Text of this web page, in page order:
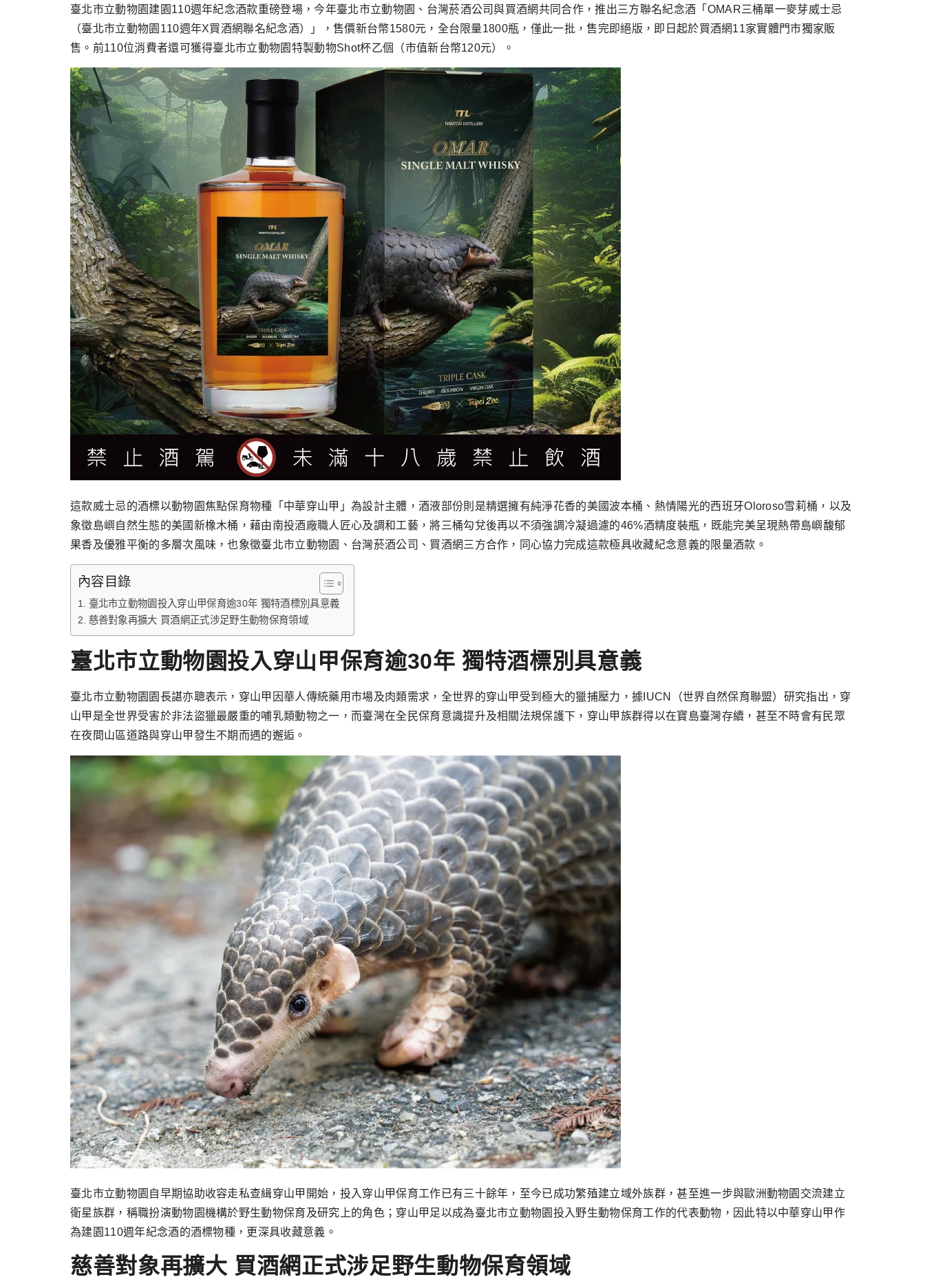
臺北市立動物園建園110週年紀念酒款重磅登場，今年臺北市立動物園、台灣菸酒公司與買酒網共同合作，推出三方聯名紀念酒「OMAR三桶單一麥芽威士忌
（臺北市立動物園110週年X買酒網聯名紀念酒）」，售價新台幣1580元，全台限量1800瓶，僅此一批，售完即絕版，即日起於買酒網11家實體門市獨家販
售。前110位消費者還可獲得臺北市立動物園特製動物Shot杯乙個（市值新台幣120元）。
這款威士忌的酒標以動物園焦點保育物種「中華穿山甲」為設計主體，酒液部份則是精選擁有純淨花香的美國波本桶、熱情陽光的西班牙Oloroso雪莉桶，以及
象徵島嶼自然生態的美國新橡木桶，藉由南投酒廠職人匠心及調和工藝，將三桶勾兌後再以不須強調冷凝過濾的46%酒精度裝瓶，既能完美呈現熱帶島嶼馥郁
果香及優雅平衡的多層次風味，也象徵臺北市立動物園、台灣菸酒公司、買酒網三方合作，同心協力完成這款極具收藏紀念意義的限量酒款。
內容目錄
臺北市立動物園投入穿山甲保育逾30年 獨特酒標別具意義
慈善對象再擴大 買酒網正式涉足野生動物保育領域
臺北市立動物園投入穿山甲保育逾30年 獨特酒標別具意義
臺北市立動物園園長諶亦聰表示，穿山甲因華人傳統藥用市場及肉類需求，全世界的穿山甲受到極大的獵捕壓力，據IUCN（世界自然保育聯盟）研究指出，穿
山甲是全世界受害於非法盜獵最嚴重的哺乳類動物之一，而臺灣在全民保育意識提升及相關法規保護下，穿山甲族群得以在寶島臺灣存續，甚至不時會有民眾
在夜間山區道路與穿山甲發生不期而遇的邂逅。
臺北市立動物園自早期協助收容走私查緝穿山甲開始，投入穿山甲保育工作已有三十餘年，至今已成功繁殖建立域外族群，甚至進一步與歐洲動物園交流建立
衛星族群，稱職扮演動物園機構於野生動物保育及研究上的角色；穿山甲足以成為臺北市立動物園投入野生動物保育工作的代表動物，因此特以中華穿山甲作
為建園110週年紀念酒的酒標物種，更深具收藏意義。
慈善對象再擴大 買酒網正式涉足野生動物保育領域